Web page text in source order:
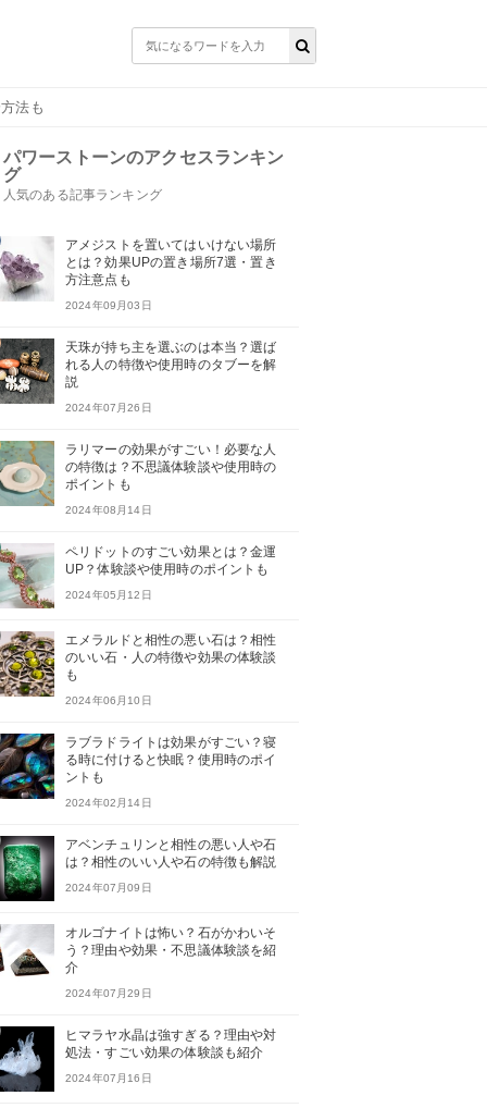
法も
パワーストーンのアクセスランキン
グ
人気のある記事ランキング
アメジストを置いてはいけない場所
とは？効果UPの置き場所7選・置き
方注意点も
2024年09月03日
天珠が持ち主を選ぶのは本当？選ば
れる人の特徴や使用時のタブーを解
説
2024年07月26日
ラリマーの効果がすごい！必要な人
の特徴は？不思議体験談や使用時の
ポイントも
2024年08月14日
ペリドットのすごい効果とは？金運
UP？体験談や使用時のポイントも
2024年05月12日
エメラルドと相性の悪い石は？相性
のいい石・人の特徴や効果の体験談
も
2024年06月10日
ラブラドライトは効果がすごい？寝
る時に付けると快眠？使用時のポイ
ントも
2024年02月14日
アベンチュリンと相性の悪い人や石
は？相性のいい人や石の特徴も解説
2024年07月09日
オルゴナイトは怖い？石がかわいそ
う？理由や効果・不思議体験談を紹
介
2024年07月29日
ヒマラヤ水晶は強すぎる？理由や対
処法・すごい効果の体験談も紹介
2024年07月16日